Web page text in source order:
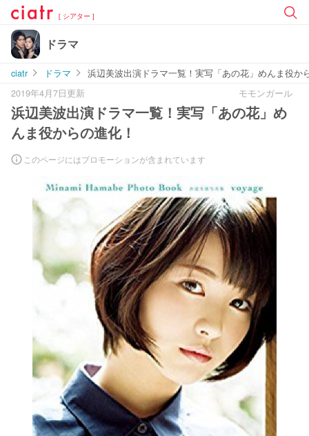
[ シアター ]
ドラマ
ciatr ドラマ
浜辺美波出演ドラマ一覧！実写「あの花」めんま役か
2019年4月7日更新
モモンガール
浜辺美波出演ドラマ一覧！実写「あの花」め
んま役からの進化！
このページにはプロモーションが含まれています